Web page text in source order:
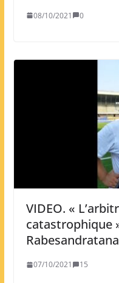
08/10/2021 0
VIDEO. «
catastrophique
Rabesandratana
07/10/2021 15